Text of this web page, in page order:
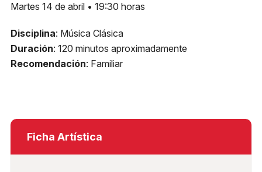
Martes 14 de abril • 19:30 horas
Disciplina: Música Clásica
Duración: 120 minutos aproximadamente
Recomendación: Familiar
Ficha Artística